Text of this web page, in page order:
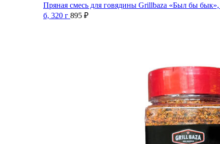
Пряная смесь для говядины Grillbaza «Был бы
б, 320 г 895 ₽